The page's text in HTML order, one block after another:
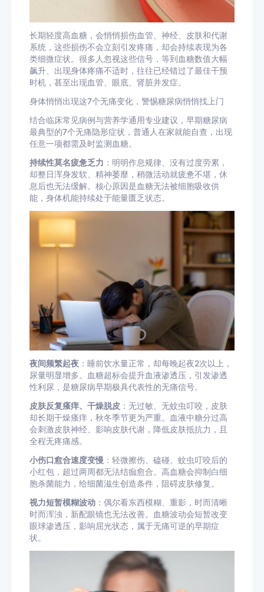
长期轻度高血糖，会悄悄损伤血管、神经、皮肤和代谢
系统，这些损伤不会立刻引发疼痛，却会持续表现为各
类细微症状。很多人忽视这些信号，等到血糖数值大幅
飙升、出现身体疼痛不适时，往往已经错过了最佳干预
时机，甚至出现血管、眼底、肾脏并发症。
身体悄悄出现这7个无痛变化，警惕糖尿病悄悄找上门
结合临床常见病例与营养学通用专业建议，早期糖尿病
最典型的7个无痛隐形症状，普通人在家就能自查，出现
任意一项都需及时监测血糖。
持续性莫名疲惫乏力 ：明明作息规律、没有过度劳累，
却整日浑身发软、精神萎靡，稍微活动就疲惫不堪，休
息后也无法缓解。核心原因是血糖无法被细胞吸收供
能，身体机能持续处于能量匮乏状态。
夜间频繁起夜 ：睡前饮水量正常，却每晚起夜2次以上，
尿量明显增多。血糖超标会提升血液渗透压，引发渗透
性利尿，是糖尿病早期极具代表性的无痛信号。
皮肤反复瘙痒、干燥脱皮 ：无过敏、无蚊虫叮咬，皮肤
却长期干燥瘙痒，秋冬季节更为严重。血液中糖分过高
会刺激皮肤神经、影响皮肤代谢，降低皮肤抵抗力，且
全程无疼痛感。
小伤口愈合速度变慢 ：轻微擦伤、磕碰、蚊虫叮咬后的
小红包，超过两周都无法结痂愈合。高血糖会抑制白细
胞杀菌能力，给细菌滋生创造条件，阻碍皮肤修复。
视力短暂模糊波动 ：偶尔看东西模糊、重影，时而清晰
时而浑浊，新配眼镜也无法改善。血糖波动会短暂改变
眼球渗透压，影响屈光状态，属于无痛可逆的早期症
状。